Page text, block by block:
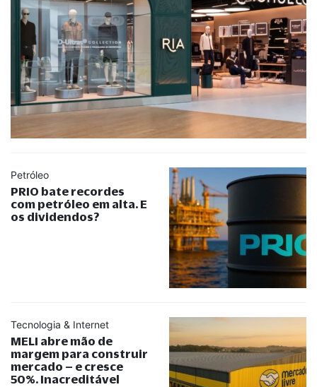
Petróleo
PRIO bate recordes
com petróleo em alta. E
os dividendos?
Tecnologia & Internet
MELI abre mão de
margem para construir
mercado – e cresce
50%. Inacreditável